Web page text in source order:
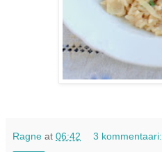
Ragne at 06:42 3 kommentaari: